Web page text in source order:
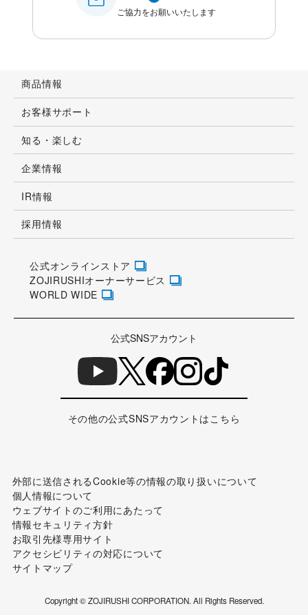
ご協力をお願いいたします
商品情報
お客様サポート
知る・楽しむ
企業情報
IR情報
採用情報
公式オンラインストア
ZOJIRUSHIオーナーサービス
WORLD WIDE
公式SNSアカウント
その他の公式SNSアカウントはこちら
外部に送信されるCookie等の情報の取り扱いについて
個人情報について
ウェブサイトのご利用にあたって
情報セキュリティ方針
お取引先様専用サイト
アクセシビリティの対応について
サイトマップ
Copyright © ZOJIRUSHI CORPORATION. All Rights Reserved.